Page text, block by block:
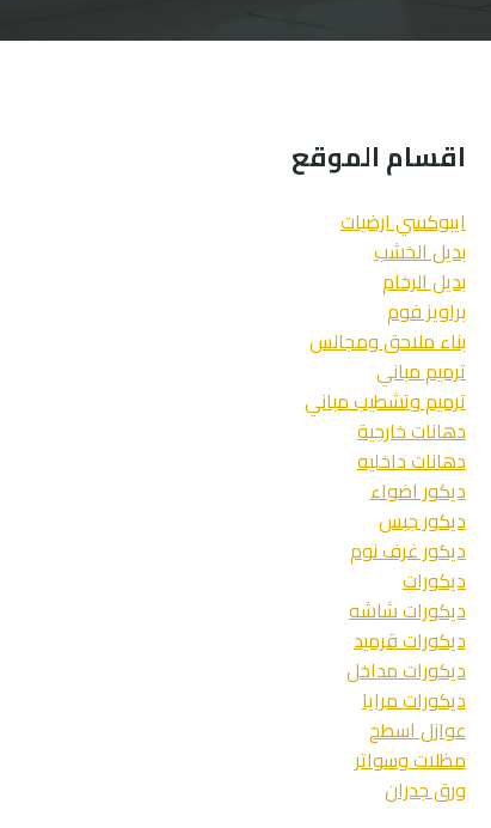
اقسام الموقع
ايبوكسي ارضيات
بديل الخشب
بديل الرخام
براويز فوم
بناء ملاحق ومجالس
ترميم مباني
ترميم وتشطيب مباني
دهانات خارجية
دهانات داخليه
ديكور اضواء
ديكور جبس
ديكور غرف نوم
ديكورات
ديكورات شاشه
ديكورات قرميد
ديكورات مداخل
ديكورات مرايا
عوازل اسطح
مظلات وسواتر
ورق جدران